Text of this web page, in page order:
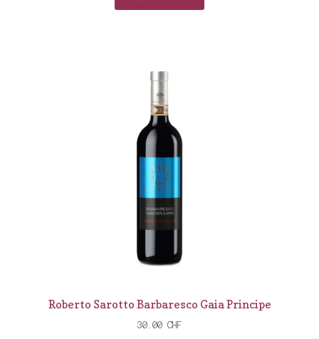
Roberto Sarotto Barbaresco Gaia Principe
30.00 CHF